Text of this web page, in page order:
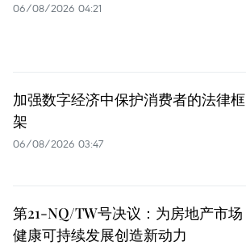
06/08/2026 04:21
加强数字经济中保护消费者的法律框
架
06/08/2026 03:47
第21-NQ/TW号决议：为房地产市场
健康可持续发展创造新动力